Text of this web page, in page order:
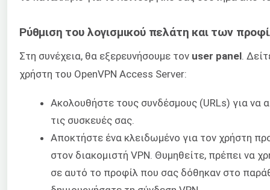
Ρύθμιση του λογισμικού πελάτη και των
Στη συνέχεια, θα εξερευνήσουμε τον user panel.
χρήστη του OpenVPN Access Server:
Ακολουθήστε τους συνδέσμους (URLs) για να
τις συσκευές σας.
Αποκτήστε ένα κλειδωμένο για τον χρήστη
στον διακομιστή VPN. Θυμηθείτε, πρέπει να
σε αυτό το προφίλ που σας δόθηκαν στο